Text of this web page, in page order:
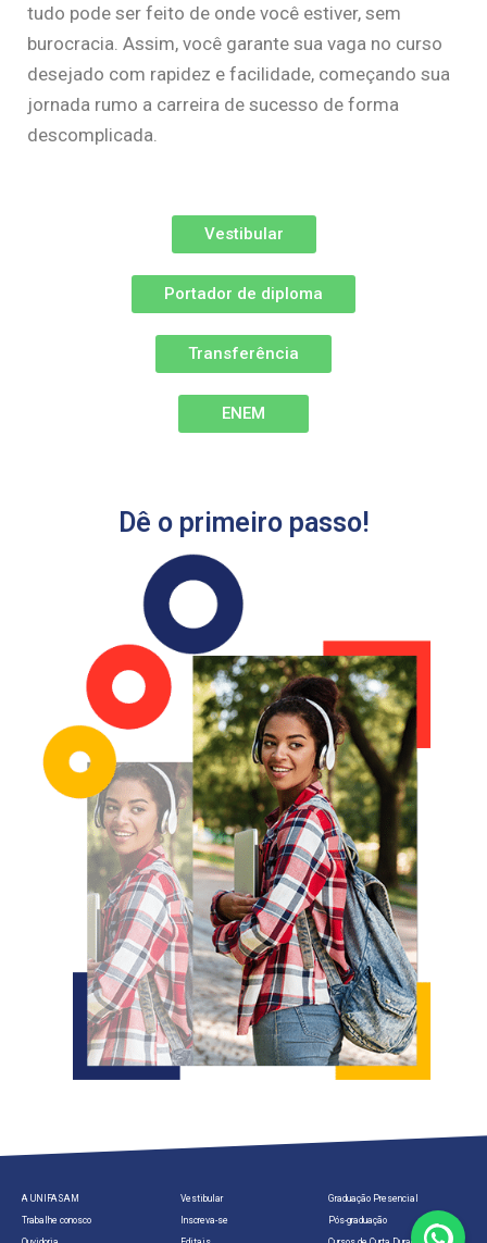
tudo pode ser feito de onde você estiver, sem
burocracia. Assim, você garante sua vaga no curso
desejado com rapidez e facilidade, começando sua
jornada rumo a carreira de sucesso de forma
descomplicada.
Vestibular
Portador de diploma
Transferência
ENEM
Dê o primeiro passo!
A UNIFASAM
Trabalhe conosco
Vestibular
Inscreva-se
Graduação Presencial
Pós-graduação